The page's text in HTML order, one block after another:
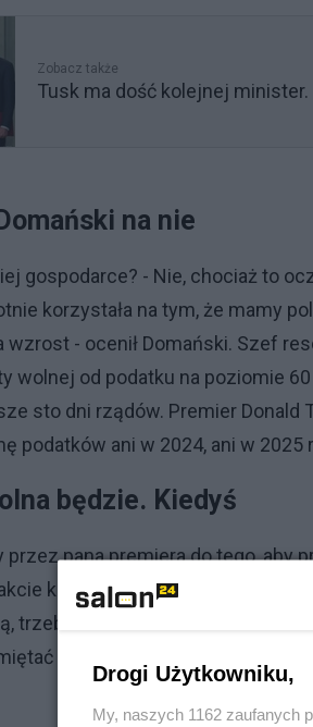
Zobacz także
Tusk ma dość kolejnej
na nie
gospodarce? - Nie, chociaż to
korzystała na tym, że mamy
- ocenił Domański. Szef
wolnej od podatku na poziomie
sto dni rządów. Premier Donald
podatków ani w 2024, ani w 2025
będzie. Kiedyś
przez pana premiera do tego,
kadencji. I nad takim planem
trzeba będzie poczekać.
o stabilności finansów
Reklama
Drogi Użytkowniku,
My, naszych 1162 zaufanych